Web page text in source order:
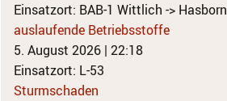
Einsatzort: BAB-1 Wittlich -> Hasborn
auslaufende Betriebsstoffe
5. August 2026 | 22:18
Einsatzort: L-53
Sturmschaden